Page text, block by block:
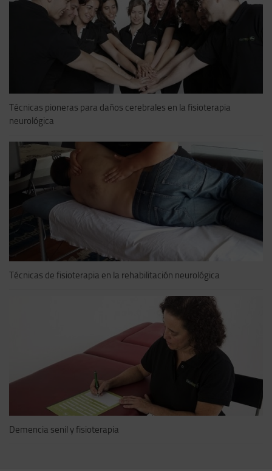
Técnicas pioneras para daños cerebrales en la fisioterapia
neurológica
Técnicas de fisioterapia en la rehabilitación neurológica
Demencia senil y fisioterapia